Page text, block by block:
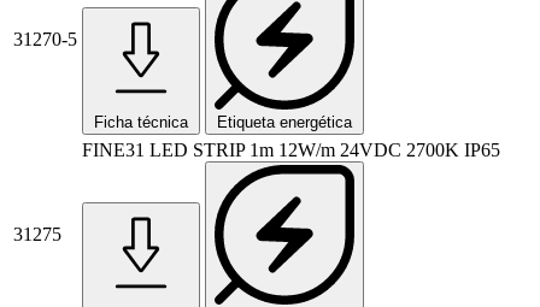
31270-5
Ficha técnica Etiqueta energética
31275
FINE31 LED STRIP 1m 12W/m 24VDC 2700K IP65